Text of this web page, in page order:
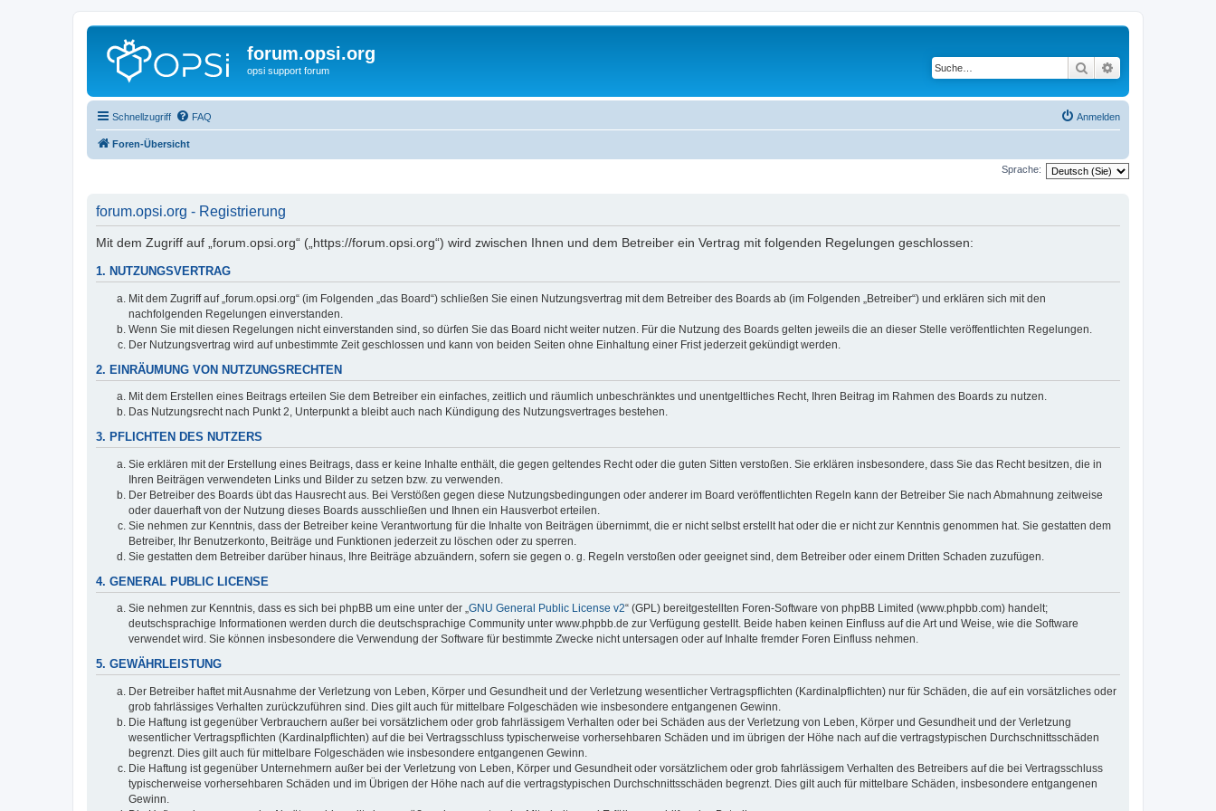
forum.opsi.org
opsi support forum Suche
Schnellzugriff FAQ Anmelden
Foren-Übersicht
Sprache:
forum.opsi.org - Registrierung
Mit dem Zugriff auf „forum.opsi.org“ („https://forum.opsi.org“) wird zwischen Ihnen und dem Betreiber ein Vertrag mit folgenden Regelungen geschlossen:
1. NUTZUNGSVERTRAG
Mit dem Zugriff auf „forum.opsi.org“ (im Folgenden „das Board“) schließen Sie einen Nutzungsvertrag mit dem Betreiber des Boards ab (im Folgenden „Betreiber“) und erklären sich mit den
nachfolgenden Regelungen einverstanden.
Wenn Sie mit diesen Regelungen nicht einverstanden sind, so dürfen Sie das Board nicht weiter nutzen. Für die Nutzung des Boards gelten jeweils die an dieser Stelle veröffentlichten Regelungen.
Der Nutzungsvertrag wird auf unbestimmte Zeit geschlossen und kann von beiden Seiten ohne Einhaltung einer Frist jederzeit gekündigt werden.
2. EINRÄUMUNG VON NUTZUNGSRECHTEN
Mit dem Erstellen eines Beitrags erteilen Sie dem Betreiber ein einfaches, zeitlich und räumlich unbeschränktes und unentgeltliches Recht, Ihren Beitrag im Rahmen des Boards zu nutzen.
Das Nutzungsrecht nach Punkt 2, Unterpunkt a bleibt auch nach Kündigung des Nutzungsvertrages bestehen.
3. PFLICHTEN DES NUTZERS
Sie erklären mit der Erstellung eines Beitrags, dass er keine Inhalte enthält, die gegen geltendes Recht oder die guten Sitten verstoßen. Sie erklären insbesondere, dass Sie das Recht besitzen, die in
Ihren Beiträgen verwendeten Links und Bilder zu setzen bzw. zu verwenden.
Der Betreiber des Boards übt das Hausrecht aus. Bei Verstößen gegen diese Nutzungsbedingungen oder anderer im Board veröffentlichten Regeln kann der Betreiber Sie nach Abmahnung zeitweise
oder dauerhaft von der Nutzung dieses Boards ausschließen und Ihnen ein Hausverbot erteilen.
Sie nehmen zur Kenntnis, dass der Betreiber keine Verantwortung für die Inhalte von Beiträgen übernimmt, die er nicht selbst erstellt hat oder die er nicht zur Kenntnis genommen hat. Sie gestatten dem
Betreiber, Ihr Benutzerkonto, Beiträge und Funktionen jederzeit zu löschen oder zu sperren.
Sie gestatten dem Betreiber darüber hinaus, Ihre Beiträge abzuändern, sofern sie gegen o. g. Regeln verstoßen oder geeignet sind, dem Betreiber oder einem Dritten Schaden zuzufügen.
4. GENERAL PUBLIC LICENSE
Sie nehmen zur Kenntnis, dass es sich bei phpBB um eine unter der „GNU General Public License v2“ (GPL) bereitgestellten Foren-Software von phpBB Limited (www.phpbb.com) handelt;
deutschsprachige Informationen werden durch die deutschsprachige Community unter www.phpbb.de zur Verfügung gestellt. Beide haben keinen Einfluss auf die Art und Weise, wie die Software
verwendet wird. Sie können insbesondere die Verwendung der Software für bestimmte Zwecke nicht untersagen oder auf Inhalte fremder Foren Einfluss nehmen.
5. GEWÄHRLEISTUNG
Der Betreiber haftet mit Ausnahme der Verletzung von Leben, Körper und Gesundheit und der Verletzung wesentlicher Vertragspflichten (Kardinalpflichten) nur für Schäden, die auf ein vorsätzliches oder
grob fahrlässiges Verhalten zurückzuführen sind. Dies gilt auch für mittelbare Folgeschäden wie insbesondere entgangenen Gewinn.
Die Haftung ist gegenüber Verbrauchern außer bei vorsätzlichem oder grob fahrlässigem Verhalten oder bei Schäden aus der Verletzung von Leben, Körper und Gesundheit und der Verletzung
wesentlicher Vertragspflichten (Kardinalpflichten) auf die bei Vertragsschluss typischerweise vorhersehbaren Schäden und im übrigen der Höhe nach auf die vertragstypischen Durchschnittsschäden
begrenzt. Dies gilt auch für mittelbare Folgeschäden wie insbesondere entgangenen Gewinn.
Die Haftung ist gegenüber Unternehmern außer bei der Verletzung von Leben, Körper und Gesundheit oder vorsätzlichem oder grob fahrlässigem Verhalten des Betreibers auf die bei Vertragsschluss
typischerweise vorhersehbaren Schäden und im Übrigen der Höhe nach auf die vertragstypischen Durchschnittsschäden begrenzt. Dies gilt auch für mittelbare Schäden, insbesondere entgangenen
Gewinn.